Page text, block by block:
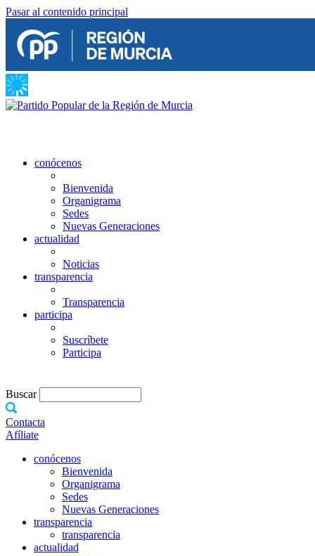
Pasar al contenido principal
conócenos
Bienvenida
Organigrama
Sedes
Nuevas Generaciones
actualidad
Noticias
transparencia
Transparencia
participa
Suscríbete
Participa
Buscar
Contacta
Afíliate
conócenos
Bienvenida
Organigrama
Sedes
Nuevas Generaciones
transparencia
transparencia
actualidad